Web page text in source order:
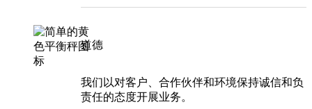
道德
我们以对客户、合作伙伴和环境保持诚信和负
责任的态度开展业务。